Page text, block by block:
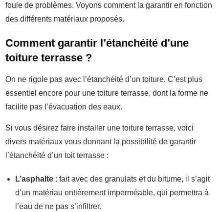
foule de problèmes. Voyons comment la garantir en fonction
des différents matériaux proposés.
Comment garantir l’étanchéité d’une
toiture terrasse ?
On ne rigole pas avec l’étanchéité d’un toiture. C’est plus
essentiel encore pour une toiture terrasse, dont la forme ne
facilite pas l’évacuation des eaux.
Si vous désirez faire installer une toiture terrasse, voici
divers matériaux vous donnant la possibilité de garantir
l’étanchéité d’un toit terrasse :
L’asphalte : fait avec des granulats et du bitume, il s’agit
d’un matériau entièrement imperméable, qui permettra à
l’eau de ne pas s’infiltrer.